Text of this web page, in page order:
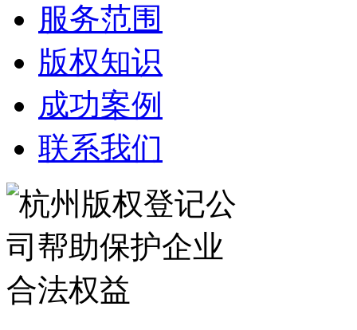
服务范围
版权知识
成功案例
联系我们